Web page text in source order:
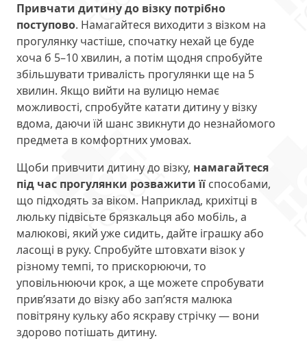
Привчати дитину до візку потрібно
поступово. Намагайтеся виходити з візком на
прогулянку частіше, спочатку нехай це буде
хоча б 5–10 хвилин, а потім щодня спробуйте
збільшувати тривалість прогулянки ще на 5
хвилин. Якщо вийти на вулицю немає
можливості, спробуйте катати дитину у візку
вдома, даючи їй шанс звикнути до незнайомого
предмета в комфортних умовах.
Щоби привчити дитину до візку, намагайтеся
під час прогулянки розважити її способами,
що підходять за віком. Наприклад, крихітці в
люльку підвісьте брязкальця або мобіль, а
малюкові, який уже сидить, дайте іграшку або
ласощі в руку. Спробуйте штовхати візок у
різному темпі, то прискорюючи, то
уповільнюючи крок, а ще можете спробувати
прив’язати до візку або зап’ястя малюка
повітряну кульку або яскраву стрічку — вони
здорово потішать дитину.